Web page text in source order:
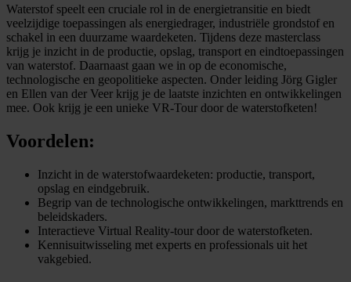
Waterstof speelt een cruciale rol in de energietransitie en biedt
veelzijdige toepassingen als energiedrager, industriële grondstof en
schakel in een duurzame waardeketen. Tijdens deze masterclass
krijg je inzicht in de productie, opslag, transport en eindtoepassingen
van waterstof. Daarnaast gaan we in op de economische,
technologische en geopolitieke aspecten. Onder leiding Jörg Gigler
en Ellen van der Veer krijg je de laatste inzichten en ontwikkelingen
mee. Ook krijg je een unieke VR-Tour door de waterstofketen!
Voordelen:
Inzicht in de waterstofwaardeketen: productie, transport,
opslag en eindgebruik.
Begrip van de technologische ontwikkelingen, markttrends en
beleidskaders.
Interactieve Virtual Reality-tour door de waterstofketen.
Kennisuitwisseling met experts en professionals uit het
vakgebied.